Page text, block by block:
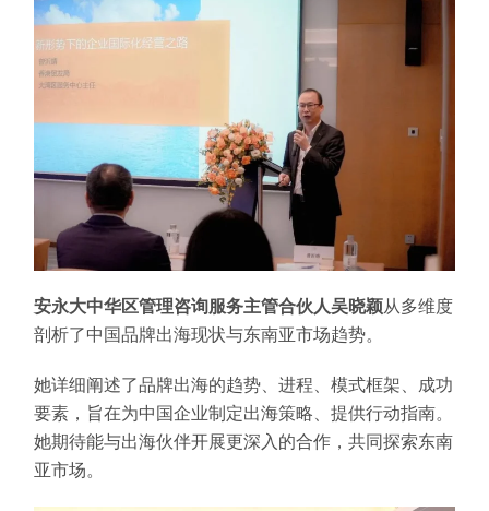
安永大中华区管理咨询服务主管合伙人吴晓颖从多维度
剖析了中国品牌出海现状与东南亚市场趋势。
她详细阐述了品牌出海的趋势、进程、模式框架、成功
要素，旨在为中国企业制定出海策略、提供行动指南。
她期待能与出海伙伴开展更深入的合作，共同探索东南
亚市场。